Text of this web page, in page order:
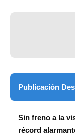
Publicación
Sin freno a la
récord